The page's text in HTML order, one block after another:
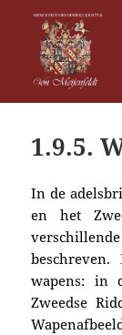
1.9.5.
In de
en het
wapens: in
Zweedse